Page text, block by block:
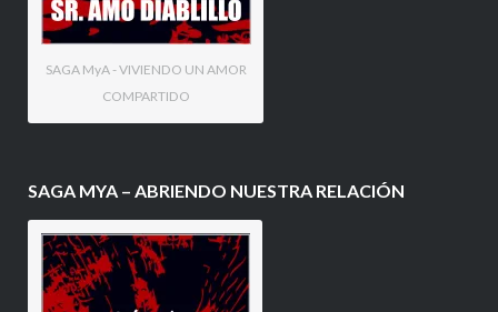
SAGA MyA - VIVIENDO UN AMOR
COMPARTIDO
SAGA MYA – ABRIENDO NUESTRA RELACIÓN